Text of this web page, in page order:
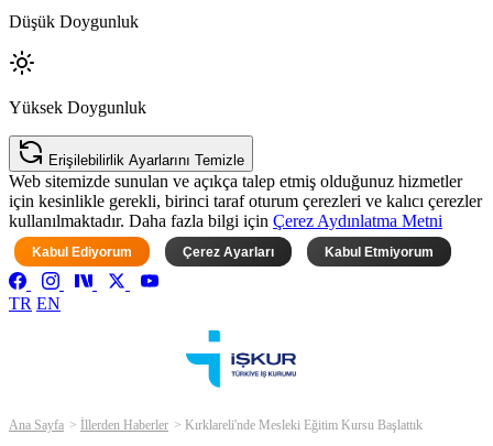
Düşük Doygunluk
Yüksek Doygunluk
Erişilebilirlik Ayarlarını Temizle
Web sitemizde sunulan ve açıkça talep etmiş olduğunuz hizmetler
için kesinlikle gerekli, birinci taraf oturum çerezleri ve kalıcı çerezler
kullanılmaktadır. Daha fazla bilgi için Çerez Aydınlatma Metni
Kabul Ediyorum Çerez Ayarları Kabul Etmiyorum
TR EN
Ana Sayfa İllerden Haberler Kırklareli'nde Mesleki Eğitim Kursu Başlattık